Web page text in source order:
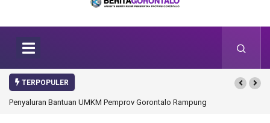
TERPOPULER
Penyaluran Bantuan UMKM Pemprov Gorontalo RampungGorontalo Ikut